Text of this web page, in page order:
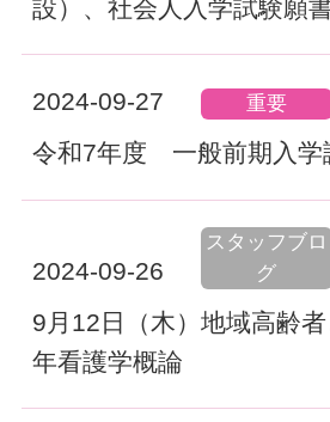
設）、社会人入学試験願
2024-09-27 重要
令和7年度 一般前期入学
2024-09-26
スタッフブロ
グ
9月12日（木）地域高齢
年看護学概論